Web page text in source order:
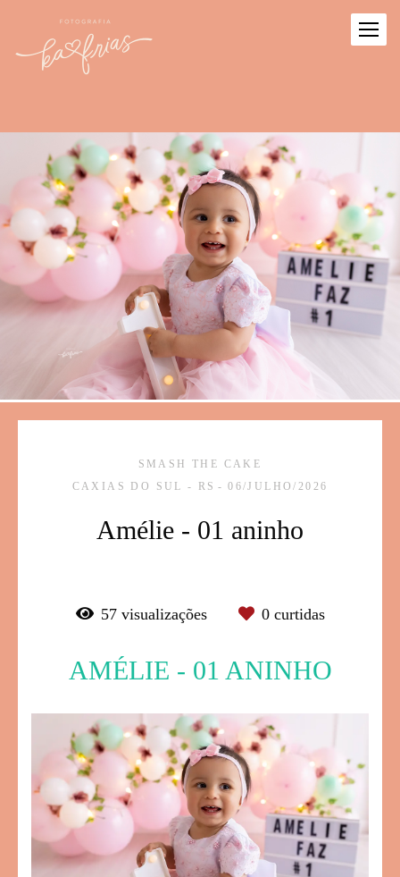
SMASH THE CAKE
CAXIAS DO SUL - RS
06/JULHO/2026
Amélie - 01 aninho
57visualizações 0curtidas
AMÉLIE - 01 ANINHO